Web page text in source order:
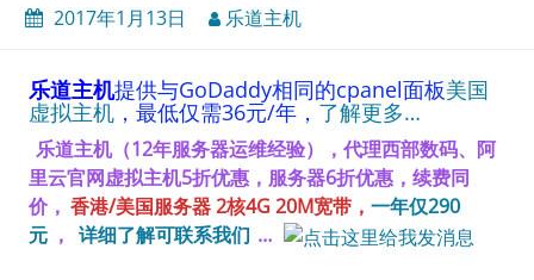
2017年1月13日 乐道主机
乐道主机提供与GoDaddy相同的cpanel面板美国
虚拟主机 ，最低仅需36元/年， 了解更多…
乐道主机（12年服务器运维经验），代理西部数码、阿
里云官网虚拟主机5折优惠，服务器6折优惠，续费同
价， 香港/美国服务器 2核4G 20M宽带，一年仅290
元 ， 详细了解可联系我们 …